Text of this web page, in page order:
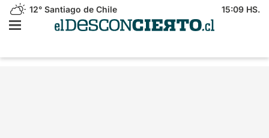
12° Santiago de Chile 15:09 HS.